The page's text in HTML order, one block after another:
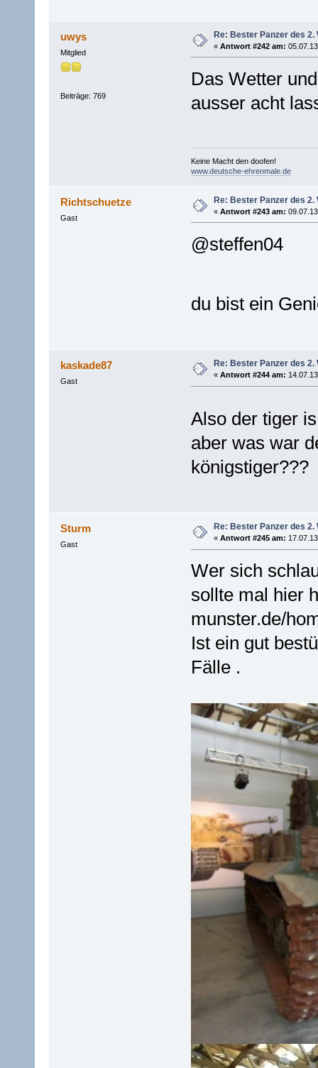
uwys
Mitglied
Beiträge: 769
Re: Bester Panzer des 2.
« Antwort #242 am:
Das Wetter
ausser acht
Keine Macht den doofen!
www.deutsche-ehrenmale.de
Richtschuetze
Gast
Re: Bester Panzer des 2.
« Antwort #243 am:
@steffen04
du bist ein
kaskade87
Gast
Re: Bester Panzer des 2.
« Antwort #244 am:
Also der tiger
aber was war
königstiger???
Sturm
Gast
Re: Bester Panzer des 2.
« Antwort #245 am:
Wer sich
sollte mal hier
munster.de/
Ist ein gut
Fälle .